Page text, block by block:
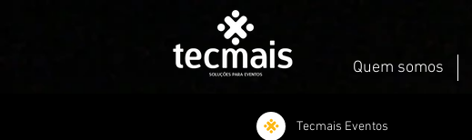
Quem somos
Tecmais Eventos